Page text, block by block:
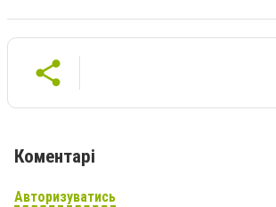
Коментарі
Авторизуватись